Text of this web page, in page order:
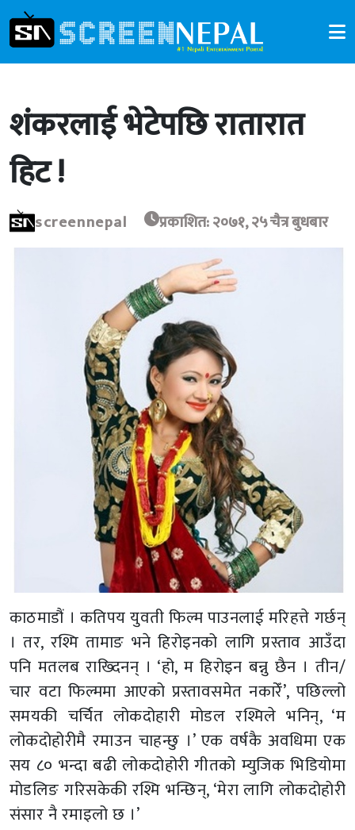
शंकरलाई भेटेपछि रातारात
हिट !
screennepal प्रकाशित: २०७१, २५ चैत्र बुधबार
काठमाडौं । कतिपय युवती फिल्म पाउनलाई मरिहत्ते गर्छन्
। तर, रश्मि तामाङ भने हिरोइनको लागि प्रस्ताव आउँदा
पनि मतलब राख्दिनन् । ‘हो, म हिरोइन बन्नु छैन । तीन/
चार वटा फिल्ममा आएको प्रस्तावसमेत नकारेँ’, पछिल्लो
समयकी चर्चित लोकदोहारी मोडल रश्मिले भनिन्, ‘म
लोकदोहोरीमै रमाउन चाहन्छु ।’ एक वर्षकै अवधिमा एक
सय ८० भन्दा बढी लोकदोहोरी गीतको म्युजिक भिडियोमा
मोडलिङ गरिसकेकी रश्मि भन्छिन्, ‘मेरा लागि लोकदोहोरी
संसार नै रमाइलो छ ।’